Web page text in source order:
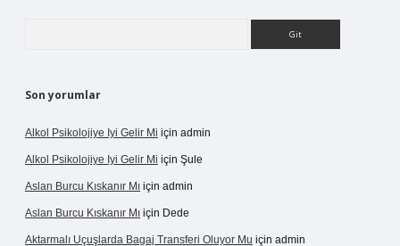
Son yorumlar
Alkol Psikolojiye Iyi Gelir Mi için admin
Alkol Psikolojiye Iyi Gelir Mi için Şule
Aslan Burcu Kıskanır Mı için admin
Aslan Burcu Kıskanır Mı için Dede
Aktarmalı Uçuşlarda Bagaj Transferi Oluyor Mu için admin